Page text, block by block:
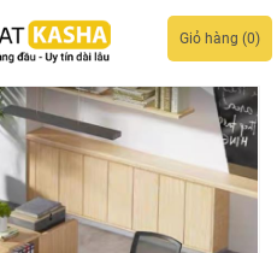
Giỏ hàng (0)